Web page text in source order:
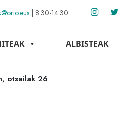
| 8:30-14:30
ALBISTEAK
otsailak 26